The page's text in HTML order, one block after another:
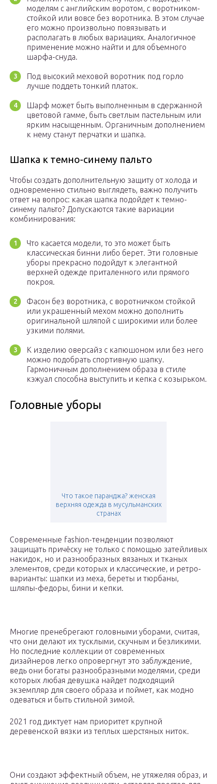
моделям с английским воротом, с воротником-
стойкой или вовсе без воротника. В этом случае
его можно произвольно повязывать и
располагать в любых вариациях. Аналогичное
применение можно найти и для объемного
шарфа-снуда.
Под высокий меховой воротник под горло
лучше поддеть тонкий платок.
Шарф может быть выполненным в сдержанной
цветовой гамме, быть светлым пастельным или
ярким насыщенным. Органичным дополнением
к нему станут перчатки и шапка.
Шапка к темно-синему пальто
Чтобы создать дополнительную защиту от холода и
одновременно стильно выглядеть, важно получить
ответ на вопрос: какая шапка подойдет к темно-
синему пальто? Допускаются такие вариации
комбинирования:
Что касается модели, то это может быть
классическая бинни либо берет. Эти головные
уборы прекрасно подойдут к элегантной
верхней одежде приталенного или прямого
покроя.
Фасон без воротника, с воротничком стойкой
или украшенный мехом можно дополнить
оригинальной шляпой с широкими или более
узкими полями.
К изделию оверсайз с капюшоном или без него
можно подобрать спортивную шапку.
Гармоничным дополнением образа в стиле
кэжуал способна выступить и кепка с козырьком.
Головные уборы
Что такое паранджа? женская
верхняя одежда в мусульманских
странах
Современные fashion-тенденции позволяют
защищать причёску не только с помощью затейливых
накидок, но и разнообразных вязаных и тканых
элементов, среди которых и классические, и ретро-
варианты: шапки из меха, береты и тюрбаны,
шляпы-федоры, бини и кепки.
Многие пренебрегают головными уборами, считая,
что они делают их тусклыми, скучным и безликими.
Но последние коллекции от современных
дизайнеров легко опровергнут это заблуждение,
ведь они богаты разнообразными моделями, среди
которых любая девушка найдет подходящий
экземпляр для своего образа и поймет, как модно
одеваться и быть стильной зимой.
2021 год диктует нам приоритет крупной
деревенской вязки из теплых шерстяных ниток.
Они создают эффектный объем, не утяжеляя образ, и